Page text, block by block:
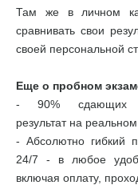
Там же в личном
сравнивать свои
своей персональной
Еще о пробном
- 90% сдающих
результат на
- Абсолютно гибкий
24/7 - в любое
включая оплату,